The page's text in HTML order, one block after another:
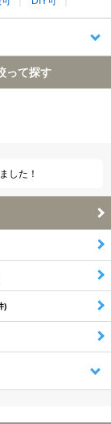
って探す
した！
)